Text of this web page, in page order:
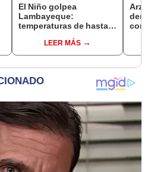
El Niño golpea
Lambayeque:
temperaturas de hasta
producción de mango y
palta
LEER MÁS